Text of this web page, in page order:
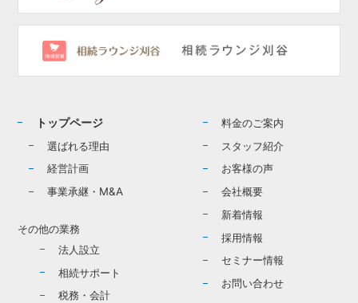
トップページ
選ばれる理由
経営計画
事業承継・M&A
その他の業務
法人設立
相続サポート
税務・会計
料金のご案内
スタッフ紹介
お客様の声
会社概要
新着情報
採用情報
セミナー情報
お問い合わせ